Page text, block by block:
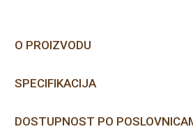
O PROIZVODU
SPECIFIKACIJA
DOSTUPNOST PO